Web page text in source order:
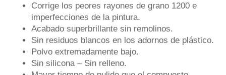
Corrige los peores rayones de grano 1200 e
imperfecciones de la pintura.
Acabado superbrillante sin remolinos.
Sin residuos blancos en los adornos de plástico.
Polvo extremadamente bajo.
Sin silicona – Sin relleno.